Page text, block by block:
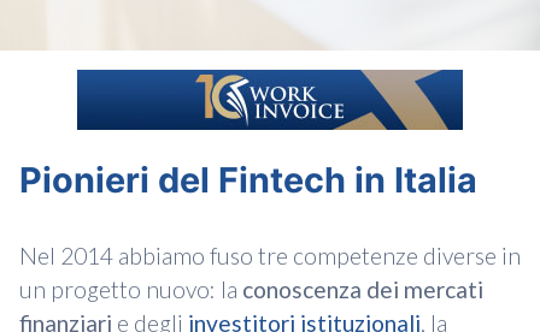
Pionieri del Fintech in Italia
Nel 2014 abbiamo fuso tre competenze diverse in
un progetto nuovo: la conoscenza dei mercati
finanziari e degli investitori istituzionali, la